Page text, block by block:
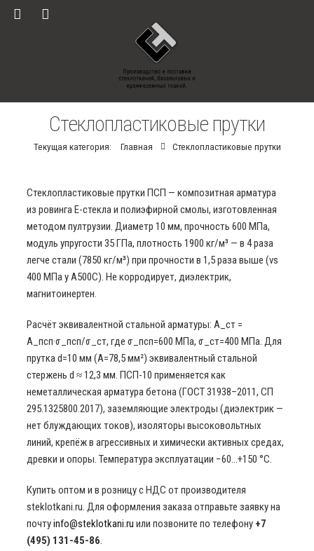
Стеклопластиковые прутки
Текущая категория: Главная Стеклопластиковые прутки
Стеклопластиковые прутки ПСП — композитная арматура
из ровинга E-стекла и полиэфирной смолы, изготовленная
методом пултрузии. Диаметр 10 мм, прочность 600 МПа,
модуль упругости 35 ГПа, плотность 1900 кг/м³ — в 4 раза
легче стали (7850 кг/м³) при прочности в 1,5 раза выше (vs
400 МПа у А500С). Не корродирует, диэлектрик,
магнитоинертен.
Расчёт эквивалентной стальной арматуры: A_ст =
A_псп·σ_псп/σ_ст, где σ_псп=600 МПа, σ_ст=400 МПа. Для
прутка d=10 мм (A=78,5 мм²) эквивалентный стальной
стержень d ≈ 12,3 мм. ПСП-10 применяется как
неметаллическая арматура бетона (ГОСТ 31938–2011, СП
295.1325800.2017), заземляющие электроды (диэлектрик —
нет блуждающих токов), изоляторы высоковольтных
линий, крепёж в агрессивных и химически активных средах,
древки и опоры. Температура эксплуатации −60…+150 °C.
Купить оптом и в розницу с НДС от производителя
steklotkani.ru. Для оформления заказа отправьте заявку на
почтуinfo@steklotkani.ru или позвоните по телефону +7
(495) 131-45-86.